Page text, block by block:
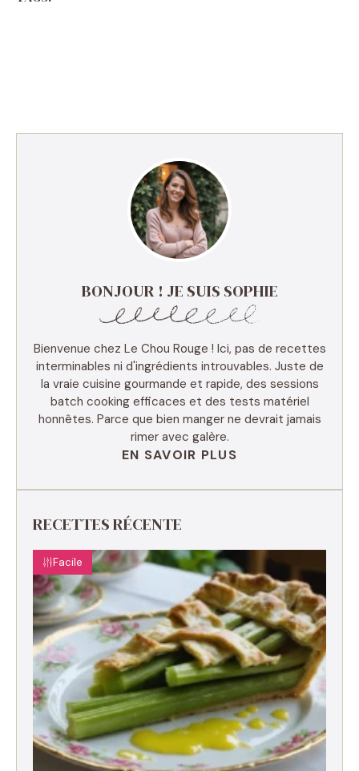
BONJOUR ! JE SUIS SOPHIE
Bienvenue chez Le Chou Rouge ! Ici, pas de recettes
interminables ni d'ingrédients introuvables. Juste de
la vraie cuisine gourmande et rapide, des sessions
batch cooking efficaces et des tests matériel
honnêtes. Parce que bien manger ne devrait jamais
rimer avec galère.
EN SAVOIR PLUS
RECETTES RÉCENTE
Facile